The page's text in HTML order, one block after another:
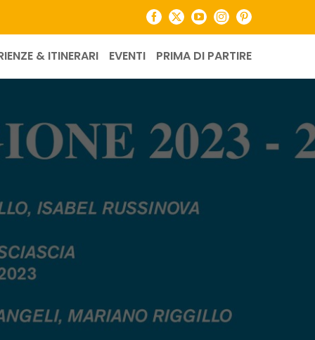
Facebook
X YouTubeInstagramPinterest
& ITINERARI EVENTI PRIMA DI PARTIRE